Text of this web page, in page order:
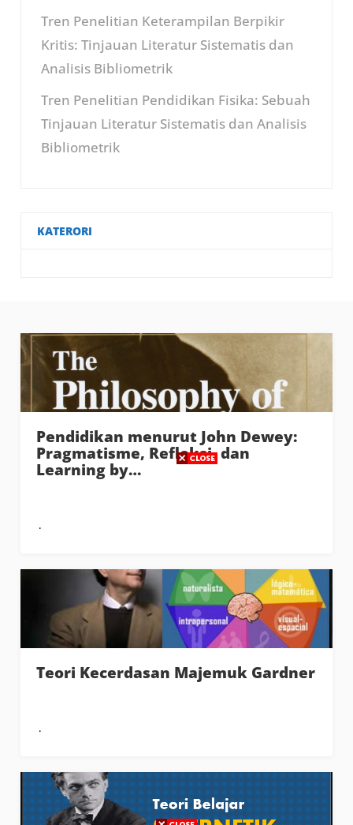
Tren Penelitian Keterampilan Berpikir
Kritis: Tinjauan Literatur Sistematis dan
Analisis Bibliometrik
Tren Penelitian Pendidikan Fisika: Sebuah
Tinjauan Literatur Sistematis dan Analisis
Bibliometrik
KATERORI
Pendidikan menurut John Dewey:
Pragmatisme, Refleksi, dan
Learning by…
Teori Kecerdasan Majemuk Gardner